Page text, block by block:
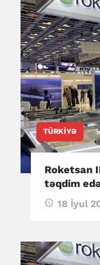
TÜRKIYƏ
Roketsan
təqdim
18 İyul